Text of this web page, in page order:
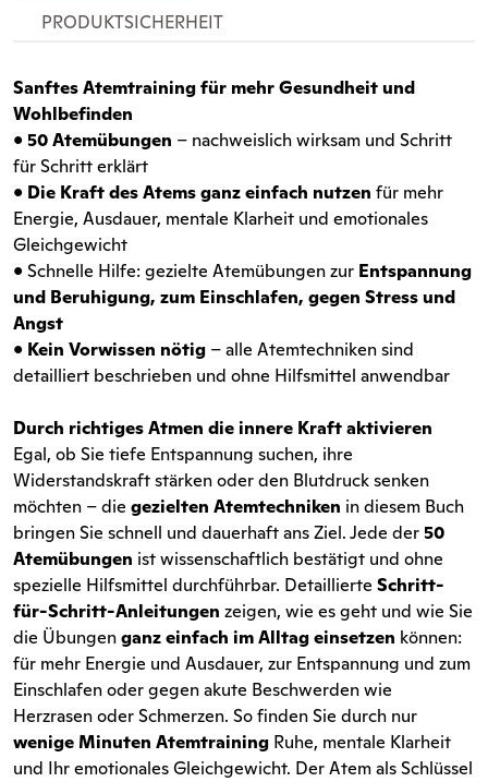
PRODUKTSICHERHEIT
Sanftes Atemtraining für mehr Gesundheit und
Wohlbefinden
• 50 Atemübungen – nachweislich wirksam und Schritt
für Schritt erklärt
• Die Kraft des Atems ganz einfach nutzen für mehr
Energie, Ausdauer, mentale Klarheit und emotionales
Gleichgewicht
• Schnelle Hilfe: gezielte Atemübungen zur Entspannung
und Beruhigung, zum Einschlafen, gegen Stress und
Angst
• Kein Vorwissen nötig – alle Atemtechniken sind
detailliert beschrieben und ohne Hilfsmittel anwendbar
Durch richtiges Atmen die innere Kraft aktivieren
Egal, ob Sie tiefe Entspannung suchen, ihre
Widerstandskraft stärken oder den Blutdruck senken
möchten – die gezielten Atemtechniken in diesem Buch
bringen Sie schnell und dauerhaft ans Ziel. Jede der 50
Atemübungen ist wissenschaftlich bestätigt und ohne
spezielle Hilfsmittel durchführbar. Detaillierte Schritt-
für-Schritt-Anleitungen zeigen, wie es geht und wie Sie
die Übungenganzeinfach im Alltag einsetzen können:
für mehr Energie und Ausdauer, zur Entspannung und zum
Einschlafen oder gegen akute Beschwerden wie
Herzrasen oder Schmerzen. So finden Sie durch nur
wenige Minuten Atemtraining Ruhe, mentale Klarheit
und Ihr emotionales Gleichgewicht. Der Atem als Schlüssel